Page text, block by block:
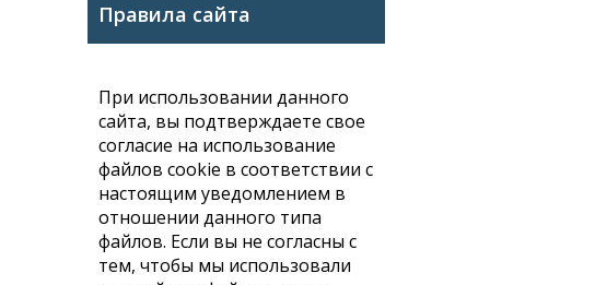
Правила сайта
При использовании данного
сайта, вы подтверждаете свое
согласие на использование
файлов cookie в соответствии с
настоящим уведомлением в
отношении данного типа
файлов. Если вы не согласны с
тем, чтобы мы использовали